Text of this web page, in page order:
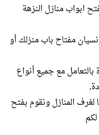
ابواب منازل النزهة
مفتاح باب منزلك أو
مع جميع أنواع
لغرف المنازل ونقوم بفتح